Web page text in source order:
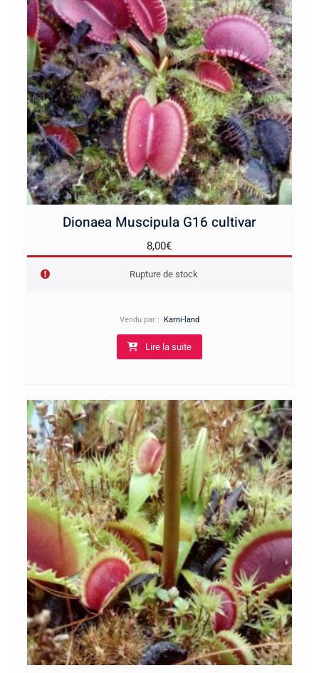
Dionaea Muscipula G16 cultivar
8,00€
Rupture de stock
Vendu par : Karni-land
Lire la suite